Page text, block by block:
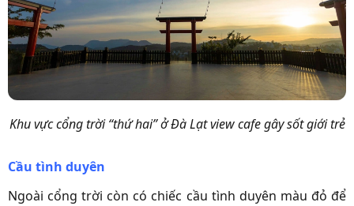
Khu vực cổng trời “thứ hai” ở Đà Lạt view cafe gây sốt giới trẻ
Cầu tình duyên
Ngoài cổng trời còn có chiếc cầu tình duyên màu đỏ để